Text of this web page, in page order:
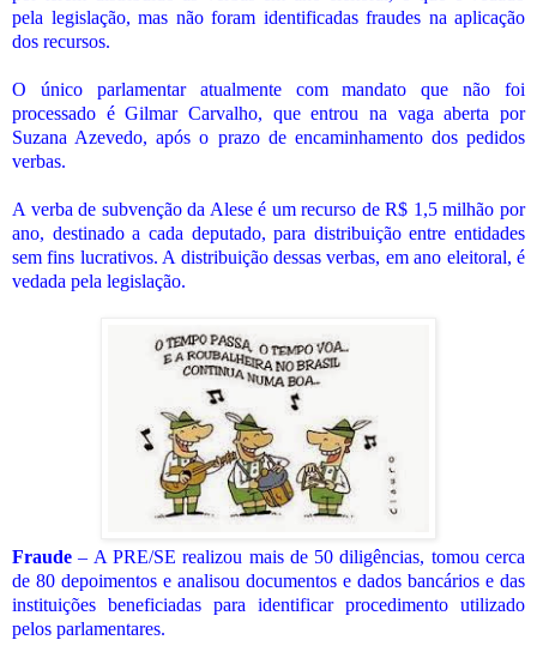
pela legislação, mas não foram identificadas fraudes na aplicação
dos recursos.
O único parlamentar atualmente com mandato que não foi
processado é Gilmar Carvalho, que entrou na vaga aberta por
Suzana Azevedo, após o prazo de encaminhamento dos pedidos
verbas.
A verba de subvenção da Alese é um recurso de R$ 1,5 milhão por
ano, destinado a cada deputado, para distribuição entre entidades
sem fins lucrativos. A distribuição dessas verbas, em ano eleitoral, é
vedada pela legislação.
Fraude– A PRE/SE realizou mais de 50 diligências, tomou cerca
de 80 depoimentos e analisou documentos e dados bancários e das
instituições beneficiadas para identificar procedimento utilizado
pelos parlamentares.